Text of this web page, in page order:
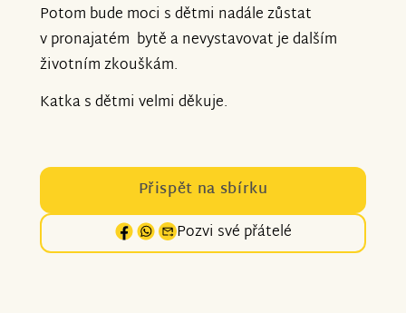
Potom bude moci s dětmi nadále zůstat
v pronajatém bytě a nevystavovat je dalším
životním zkouškám.
Katka s dětmi velmi děkuje.
Přispět na sbírku
Pozvi své přátelé